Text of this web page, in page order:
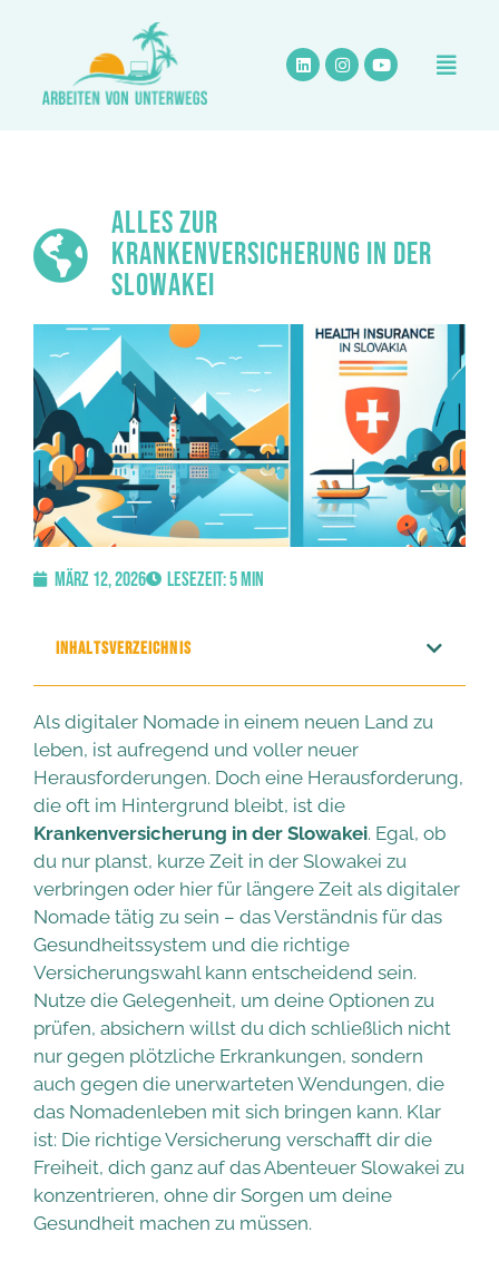
springen
ALLES ZUR
KRANKENVERSICHERUNG IN DER
SLOWAKEI
März 12, 2026 Lesezeit: 5 Min
INHALTSVERZEICHNIS
Als digitaler Nomade in einem neuen Land zu
leben, ist aufregend und voller neuer
Herausforderungen. Doch eine Herausforderung,
die oft im Hintergrund bleibt, ist die
Krankenversicherung in der Slowakei. Egal, ob
du nur planst, kurze Zeit in der Slowakei zu
verbringen oder hier für längere Zeit als digitaler
Nomade tätig zu sein – das Verständnis für das
Gesundheitssystem und die richtige
Versicherungswahl kann entscheidend sein.
Nutze die Gelegenheit, um deine Optionen zu
prüfen, absichern willst du dich schließlich nicht
nur gegen plötzliche Erkrankungen, sondern
auch gegen die unerwarteten Wendungen, die
das Nomadenleben mit sich bringen kann. Klar
ist: Die richtige Versicherung verschafft dir die
Freiheit, dich ganz auf das Abenteuer Slowakei zu
konzentrieren, ohne dir Sorgen um deine
Gesundheit machen zu müssen.